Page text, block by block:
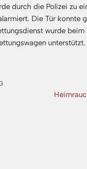
durch die Polizei zu
Die Tür konnte
wurde beim
unterstützt.